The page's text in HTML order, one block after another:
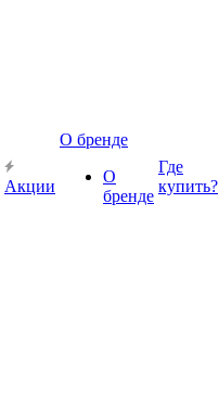
Акции
О бренде
О
бренде
Где
купить?